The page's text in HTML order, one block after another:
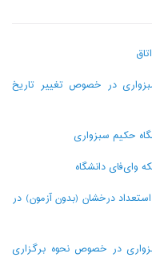
در خصوص تغییر تاریخ
وای‌فای دانشگاه
درخشان (بدون آزمون) در
در خصوص نحوه برگزاری